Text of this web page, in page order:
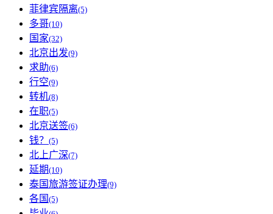
菲律宾隔离(5)
多哥(10)
国家(32)
北京出发(9)
求助(6)
行空(9)
转机(8)
在职(5)
北京送签(6)
钱？ (5)
北上广深(7)
延期(10)
泰国旅游签证办理(9)
各国 (5)